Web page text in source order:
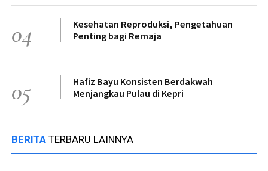
04
Kesehatan Reproduksi, Pengetahuan
Penting bagi Remaja
05
Hafiz Bayu Konsisten Berdakwah
Menjangkau Pulau di Kepri
BERITA TERBARU LAINNYA